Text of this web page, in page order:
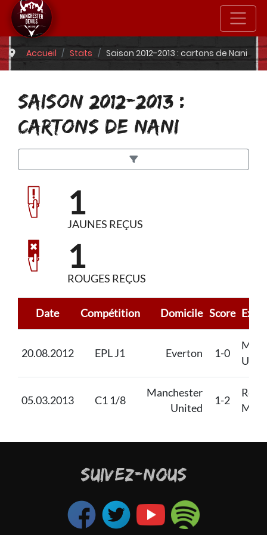
Accueil Stats Saison 2012-2013 : cartons de Nani
SAISON 2012-2013 :
CARTONS DE NANI
1
JAUNES REÇUS
1
ROUGES REÇUS
Date Compétition Domicile Score
20.08.2012 EPL J1 Everton 1-0
05.03.2013 C1 1/8
Manchester
United
1-2
Real
SUIVEZ-NOUS